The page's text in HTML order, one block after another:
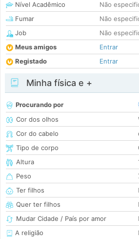
Nível Acadêmico
Não
Fumar
Não
Job
Não
Meus amigos
Entrar
Registado
Entrar
Minha física e +
Procurando por
Cor dos olhos
Cor do cabelo
Tipo de corpo
Altura
Peso
Ter filhos
Quer ter filhos
Mudar Cidade / País por amor
A religião